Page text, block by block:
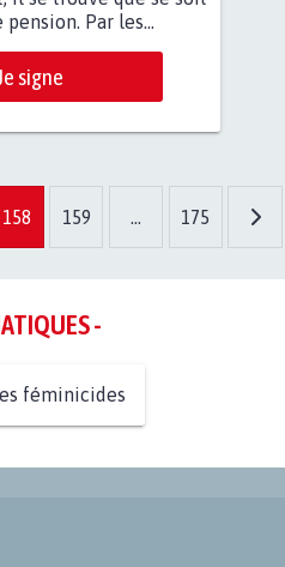
Par les...
signe
158 159 ... 175
-
féminicides